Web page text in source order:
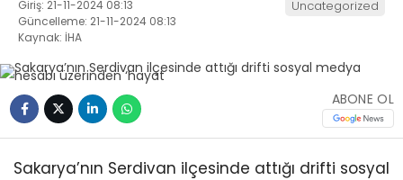
Giriş: 21-11-2024 08:13
Güncelleme: 21-11-2024 08:13
Kaynak: İHA
Uncategorized
ABONE OL
Sakarya’nın Serdivan ilçesinde attığı drifti sosyal